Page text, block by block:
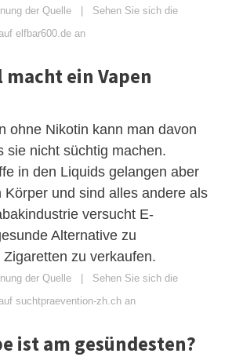
der Quelle | Sehen Sie sich die
elfbar600.de an
macht ein Vapen
ohne Nikotin kann man davon
sie nicht süchtig machen.
in den Liquids gelangen aber
Körper und sind alles andere als
versucht E-
Alternative zu
zu verkaufen.
der Quelle | Sehen Sie sich die
suchtpraevention-zh.ch an
ist am gesündesten?